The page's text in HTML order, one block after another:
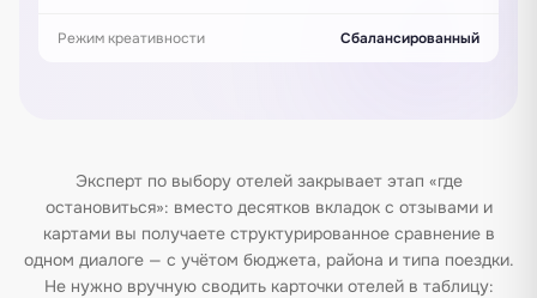
Режим креативности Сбалансированный
Эксперт по выбору отелей закрывает этап «где
остановиться»: вместо десятков вкладок с отзывами и
картами вы получаете структурированное сравнение в
одном диалоге — с учётом бюджета, района и типа поездки.
Не нужно вручную сводить карточки отелей в таблицу: